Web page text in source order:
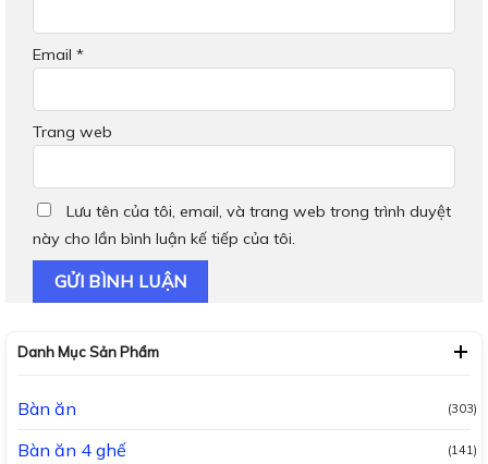
Email *
Trang web
Lưu tên của tôi, email, và trang web trong trình duyệt
này cho lần bình luận kế tiếp của tôi.
Danh Mục Sản Phẩm
Bàn ăn (303)
Bàn ăn 4 ghế (141)